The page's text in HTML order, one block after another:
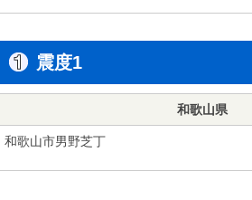
震度1
和歌山県
和歌山市男野芝丁